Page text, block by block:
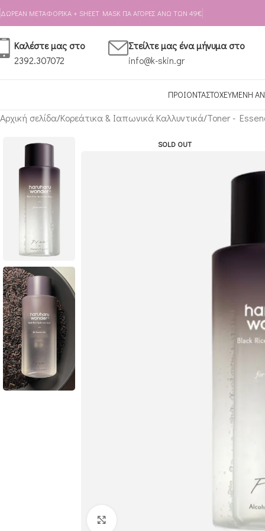
Skip to navigation
Skip to main content
ΔΩΡΕΑΝ ΜΕΤΑΦΟΡΙΚΑ + SHEET MASK ΓΙΑ ΑΓΟΡΕΣ ΑΝΩ ΤΩΝ 49€
Καλέστε μας στο
2392.307072
Στείλτε μας ένα μήνυμα στο
info@k-skin.gr
ΠΡΟΙΟΝΤΑΣΤΟΧΕΥΜΕΝΗ
Αρχική σελίδα Κορεάτικα & Ιαπωνικά Καλλυντικά Toner -
SOLD OUT